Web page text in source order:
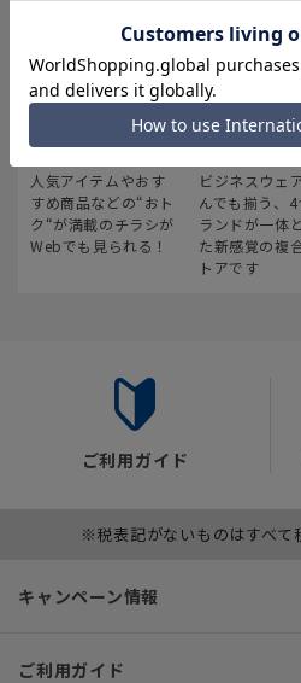
最新のお買い得情報
人気アイテムやおす
すめ商品などの“おト
ク“が満載のチラシが
Webでも見られる！
スーツスク
ビジネスウェ
んでも揃う、
ランドが一体
た新感覚の複
トアです
ご利用ガイド
※税表記がないものはすべて
キャンペーン情報
ご利用ガイド